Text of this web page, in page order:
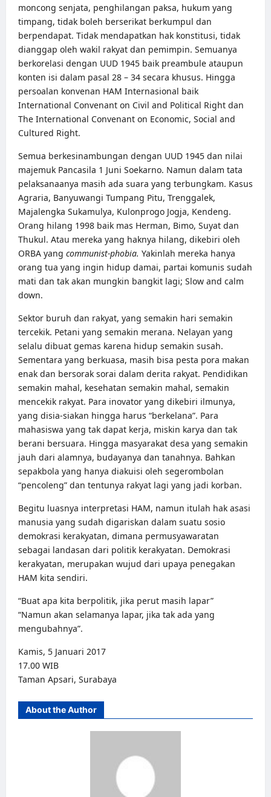
moncong senjata, penghilangan paksa, hukum yang
timpang, tidak boleh berserikat berkumpul dan
berpendapat. Tidak mendapatkan hak konstitusi, tidak
dianggap oleh wakil rakyat dan pemimpin. Semuanya
berkorelasi dengan UUD 1945 baik preambule ataupun
konten isi dalam pasal 28 – 34 secara khusus. Hingga
persoalan konvenan HAM Internasional baik
International Convenant on Civil and Political Right dan
The International Convenant on Economic, Social and
Cultured Right.
Semua berkesinambungan dengan UUD 1945 dan nilai
majemuk Pancasila 1 Juni Soekarno. Namun dalam tata
pelaksanaanya masih ada suara yang terbungkam. Kasus
Agraria, Banyuwangi Tumpang Pitu, Trenggalek,
Majalengka Sukamulya, Kulonprogo Jogja, Kendeng.
Orang hilang 1998 baik mas Herman, Bimo, Suyat dan
Thukul. Atau mereka yang haknya hilang, dikebiri oleh
ORBA yang communist-phobia. Yakinlah mereka hanya
orang tua yang ingin hidup damai, partai komunis sudah
mati dan tak akan mungkin bangkit lagi; Slow and calm
down.
Sektor buruh dan rakyat, yang semakin hari semakin
tercekik. Petani yang semakin merana. Nelayan yang
selalu dibuat gemas karena hidup semakin susah.
Sementara yang berkuasa, masih bisa pesta pora makan
enak dan bersorak sorai dalam derita rakyat. Pendidikan
semakin mahal, kesehatan semakin mahal, semakin
mencekik rakyat. Para inovator yang dikebiri ilmunya,
yang disia-siakan hingga harus “berkelana”. Para
mahasiswa yang tak dapat kerja, miskin karya dan tak
berani bersuara. Hingga masyarakat desa yang semakin
jauh dari alamnya, budayanya dan tanahnya. Bahkan
sepakbola yang hanya diakuisi oleh segerombolan
“pencoleng” dan tentunya rakyat lagi yang jadi korban.
Begitu luasnya interpretasi HAM, namun itulah hak asasi
manusia yang sudah digariskan dalam suatu sosio
demokrasi kerakyatan, dimana permusyawaratan
sebagai landasan dari politik kerakyatan. Demokrasi
kerakyatan, merupakan wujud dari upaya penegakan
HAM kita sendiri.
“Buat apa kita berpolitik, jika perut masih lapar”
“Namun akan selamanya lapar, jika tak ada yang
mengubahnya”.
Kamis, 5 Januari 2017
17.00 WIB
Taman Apsari, Surabaya
About the Author